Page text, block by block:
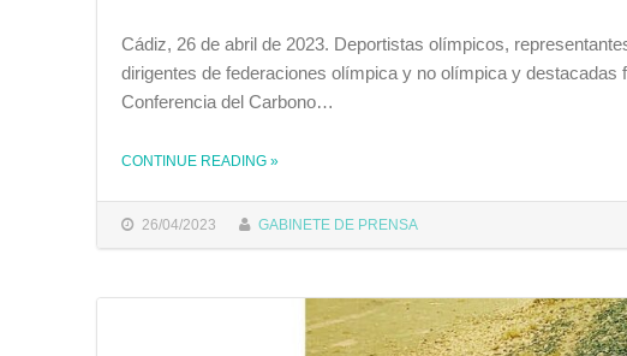
26/04/2023 GABINETE DE PRENSA
Cádiz, 26 de abril de 2023. Deportistas olímpicos,
dirigentes de federaciones olímpica y no olímpica y
Conferencia del Carbono…
CONTINUE READING THE "CÁDIZ ACOGE LA I CONFERENCIA DEL CARBONO AZUL Y CAMBIO CLIMÁTICO "
»